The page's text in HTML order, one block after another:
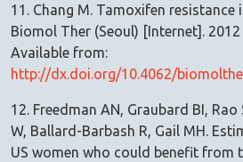
11. Chang M. Tamoxifen resistance
Biomol Ther (Seoul) [Internet]. 2012
Available from:
http://dx.doi.org/10.4062/
12. Freedman AN, Graubard BI, Rao
W, Ballard-Barbash R, Gail MH.
US women who could benefit from